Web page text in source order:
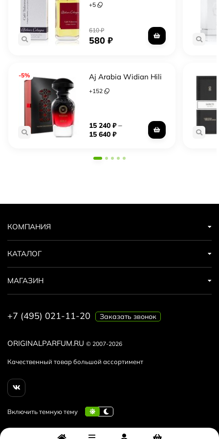
+5
610₽
580₽
-5% Aj Arabia Widian Hili
+152
15 240₽–
15 640₽
ORIGINALPARFUM.RU © 2007-2026
Качественный товар большой ассортимент
КОМПАНИЯ
КАТАЛОГ
МАГАЗИН
+7 (495) 021-11-20 Заказать звонок